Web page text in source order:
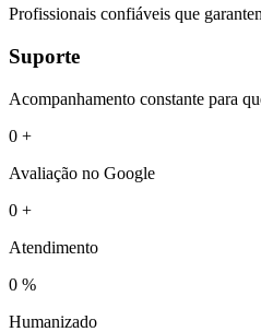
Profissionais confiáveis que
Suporte
Acompanhamento constante para
0 +
Avaliação no Google
0 +
Atendimento
0 %
Humanizado